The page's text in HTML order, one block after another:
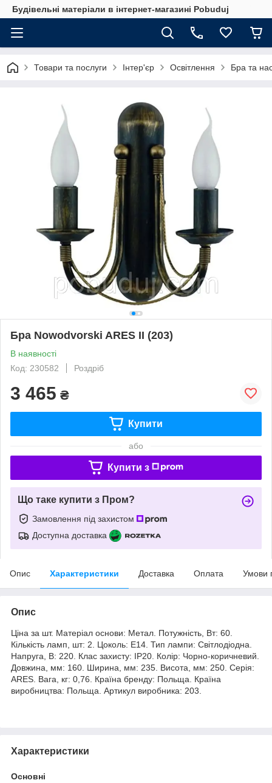
Будівельні матеріали в інтернет-магазині Pobuduj
Товари та послуги Інтер'єр Освітлення Бра та
Бра Nowodvorski ARES II (203)
В наявності
Код: 230582
Роздріб
3 465 ₴
Купити
або
Купити з
Що таке купити з Пром?
Замовлення під захистом
Доступна доставка
Опис Характеристики Доставка Оплата Умови
Опис
Ціна за шт. Матеріал основи: Метал. Потужність, Вт: 60.
Кількість ламп, шт: 2. Цоколь: E14. Тип лампи: Світлодіодна.
Напруга, В: 220. Клас захисту: IP20. Колір: Чорно-коричневий.
Довжина, мм: 160. Ширина, мм: 235. Висота, мм: 250. Серія:
ARES. Вага, кг: 0,76. Країна бренду: Польща. Країна
виробництва: Польща. Артикул виробника: 203.
Характеристики
Основні